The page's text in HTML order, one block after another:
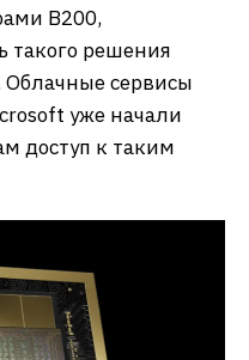
В200,
такого решения
Облачные сервисы
уже начали
доступ к таким